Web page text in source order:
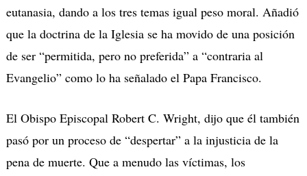
eutanasia, dando a los tres temas igual peso moral. Añadió
que la doctrina de la Iglesia se ha movido de una posición
de ser “permitida, pero no preferida” a “contraria al
Evangelio” como lo ha señalado el Papa Francisco.
El Obispo Episcopal Robert C. Wright, dijo que él también
pasó por un proceso de “despertar” a la injusticia de la
pena de muerte. Que a menudo las víctimas, los